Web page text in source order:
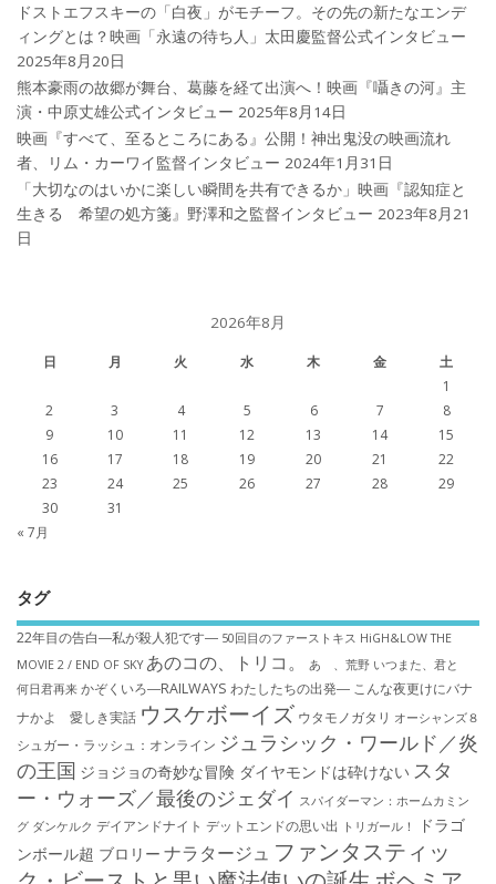
ドストエフスキーの「白夜」がモチーフ。その先の新たなエンデ
ィングとは？映画「永遠の待ち人」太田慶監督公式インタビュー
2025年8月20日
熊本豪雨の故郷が舞台、葛藤を経て出演へ！映画『囁きの河』主
演・中原丈雄公式インタビュー 2025年8月14日
映画『すべて、至るところにある』公開！神出鬼没の映画流れ
者、リム・カーワイ監督インタビュー 2024年1月31日
「大切なのはいかに楽しい瞬間を共有できるか」映画『認知症と
生きる 希望の処方箋』野澤和之監督インタビュー 2023年8月21
日
2026年8月
日 月 火 水 木 金
土
1
2
3 4 5 6 7
8
9
10 11 12 13 14
15
16
17 18 19 20 21
22
23
24 25 26 27 28
29
30
31
« 7月
タグ
22年目の告白―私が殺人犯です― 50回目のファーストキス HiGH&LOW THE
MOVIE 2 / END OF SKY あのコの、トリコ。 あゝ、荒野 いつまた、君と
何日君再来 かぞくいろ―RAILWAYS わたしたちの出発― こんな夜更けにバナ
ナかよ 愛しき実話 ウスケボーイズ ウタモノガタリ オーシャンズ８
シュガー・ラッシュ：オ​ンライン ジュラシック・ワールド／炎
の王国 ジョジョの奇妙な冒険 ダイヤモンドは砕けない スタ
ー・ウォーズ／最後のジェダイ スパイダーマン：ホームカミン
グ ダンケルク デイアンドナイト デットエンドの思い出 トリガール！
ドラゴ
ンボール超 ブロリー ナラタージュ ファンタスティッ